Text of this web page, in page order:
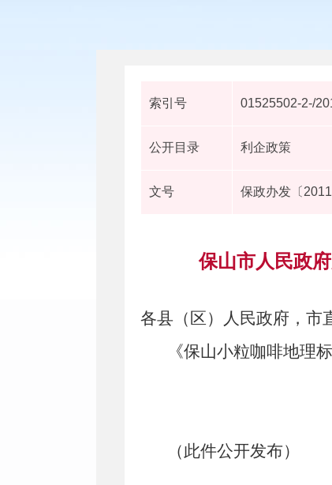
索引号 01525502-2-/
公开目录 利企政策
文号 保政办发〔
保山市人民政
各县（区）人民政府，市
《保山小粒咖啡地理
（此件公开发布）